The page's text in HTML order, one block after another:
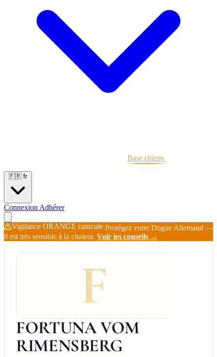
Base chiens
🇫🇷 fr
Connexion Adhérer
Vigilance ORANGE canicule Protégez votre Dogue Allemand —
il est très sensible à la chaleur. Voir les conseils →
F
FORTUNA VOM
RIMENSBERG